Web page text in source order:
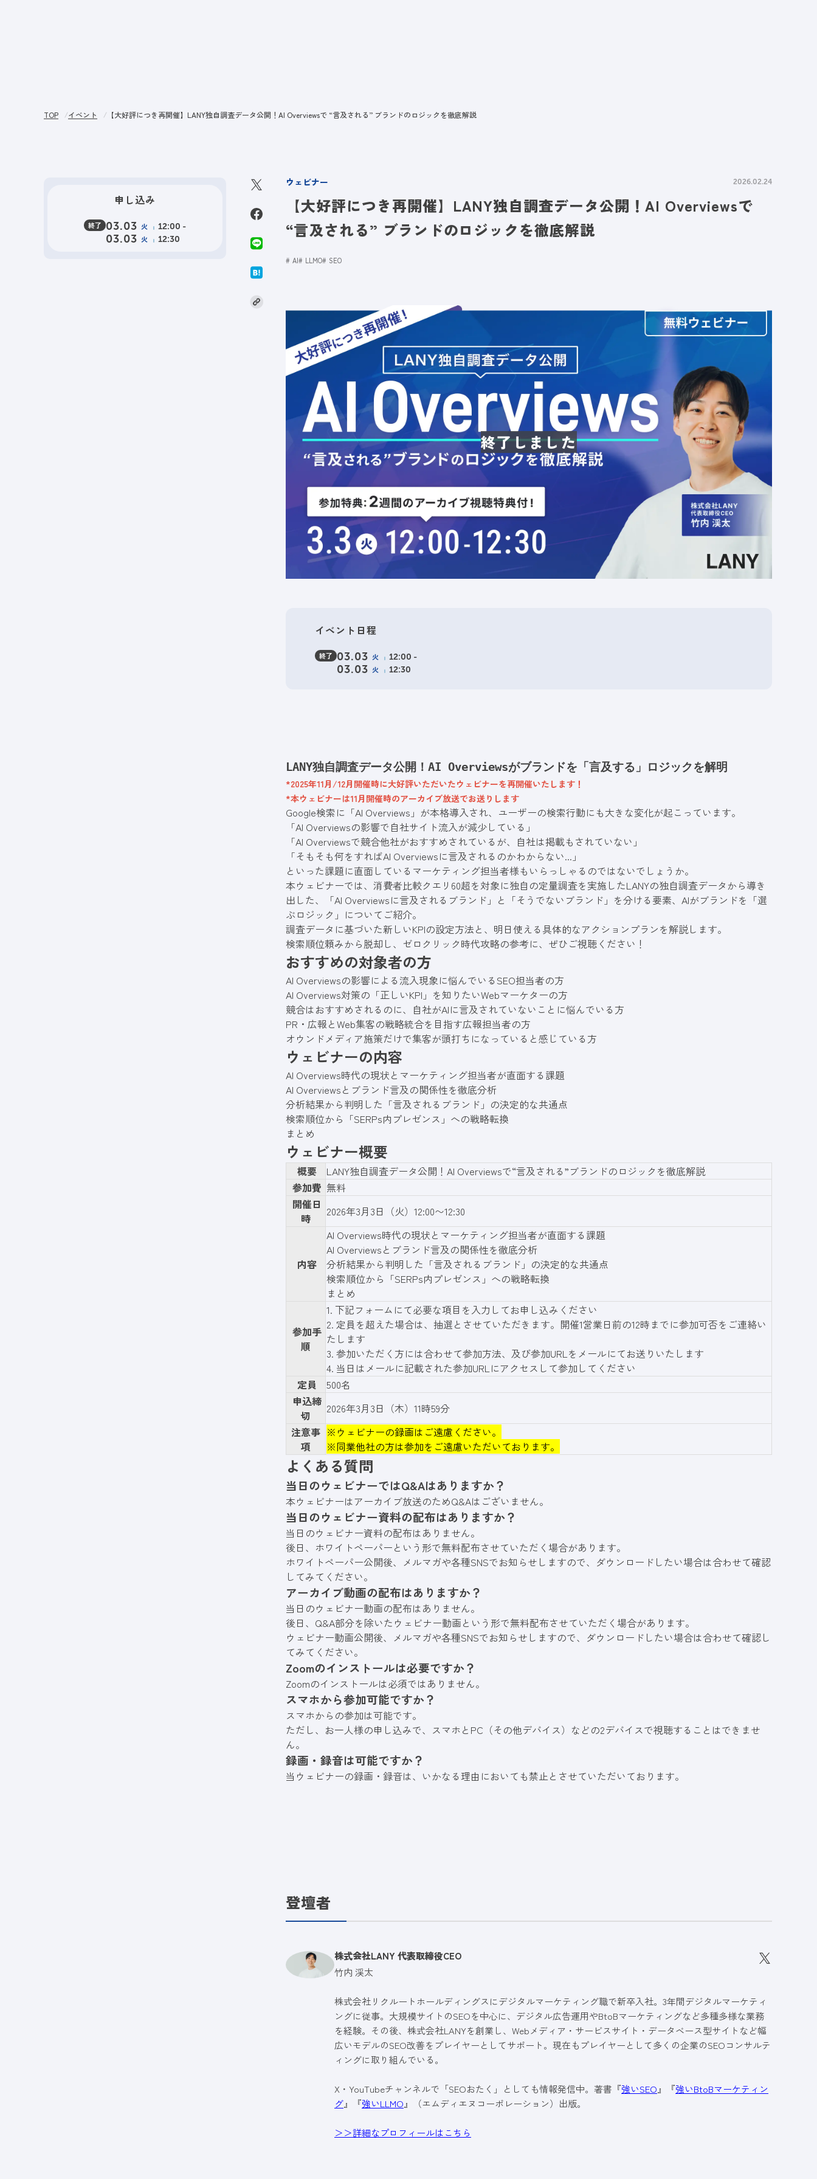
TOP イベント 【大好評につき再開催】LANY独自調査データ公開！AI Overviewsで “言及される” ブランドのロジックを徹底解説
ウェビナー 2026.02.24
【大好評につき再開催】LANY独自調査データ公開！AI Overviewsで
“言及される” ブランドのロジックを徹底解説
AI LLMO SEO
イベント日程
終了 03.03 火 12:00 -
03.03 火 12:30
LANY独自調査データ公開！AI Overviewsがブランドを「言及する」ロジックを解明
*2025年11月/12月開催時に大好評いただいたウェビナーを再開催いたします！
*本ウェビナーは11月開催時のアーカイブ放送でお送りします
Google検索に「AI Overviews」が本格導入され、ユーザーの検索行動にも大きな変化が起こっています。
「AI Overviewsの影響で自社サイト流入が減少している」
「AI Overviewsで競合他社がおすすめされているが、自社は掲載もされていない」
「そもそも何をすればAI Overviewsに言及されるのかわからない...」
といった課題に直面しているマーケティング担当者様もいらっしゃるのではないでしょうか。
本ウェビナーでは、消費者比較クエリ60超を対象に独自の定量調査を実施したLANYの独自調査データから導き
出した、「AI Overviewsに言及されるブランド」と「そうでないブランド」を分ける要素、AIがブランドを「選
ぶロジック」についてご紹介。
調査データに基づいた新しいKPIの設定方法と、明日使える具体的なアクションプランを解説します。
検索順位頼みから脱却し、ゼロクリック時代攻略の参考に、ぜひご視聴ください！
おすすめの対象者の方
AI Overviewsの影響による流入現象に悩んでいるSEO担当者の方
AI Overviews対策の「正しいKPI」を知りたいWebマーケターの方
競合はおすすめされるのに、自社がAIに言及されていないことに悩んでいる方
PR・広報とWeb集客の戦略統合を目指す広報担当者の方
オウンドメディア施策だけで集客が頭打ちになっていると感じている方
ウェビナーの内容
AI Overviews時代の現状とマーケティング担当者が直面する課題
AI Overviewsとブランド言及の関係性を徹底分析
分析結果から判明した「言及されるブランド」の決定的な共通点
検索順位から「SERPs内プレゼンス」への戦略転換
まとめ
ウェビナー概要
概要
LANY独自調査データ公開！AI Overviewsで“言及される”ブランドのロジックを徹底解説
参加費 無料
開催日
時
2026年3月3日（火）12:00〜12:30
内容
AI Overviews時代の現状とマーケティング担当者が直面する課題
AI Overviewsとブランド言及の関係性を徹底分析
分析結果から判明した「言及されるブランド」の決定的な共通点
検索順位から「SERPs内プレゼンス」への戦略転換
まとめ
参加手
順
1. 下記フォーム にて必要な項目を入力してお申し込みください
2. 定員を超えた場合は、抽選とさせていただきます。開催1営業日前の12時までに参加可否をご連絡い
たします
3. 参加いただく方には合わせて参加方法、及び参加URLをメールにてお送りいたします
4. 当日はメールに記載された参加URLにアクセスして参加してください
定員
500名
申込締
切
2026年3月3日（木）11時59分
注意事
項
※ウェビナーの録画はご遠慮ください。
※同業他社の方は参加をご遠慮いただいております。
よくある質問
当日のウェビナーではQ&Aはありますか？
本ウェビナーはアーカイブ放送のためQ&Aはございません。
当日のウェビナー資料の配布はありますか？
当日のウェビナー資料の配布はありません。
後日、ホワイトペーパーという形で無料配布させていただく場合があります。
ホワイトペーパー公開後、メルマガや各種SNSでお知らせしますので、ダウンロードしたい場合は合わせて確認
してみてください。
アーカイブ動画の配布はありますか？
当日のウェビナー動画の配布はありません。
後日、Q&A部分を除いたウェビナー動画という形で無料配布させていただく場合があります。
ウェビナー動画公開後、メルマガや各種SNSでお知らせしますので、ダウンロードしたい場合は合わせて確認し
てみてください。
Zoomのインストールは必要ですか？
Zoomのインストールは必須ではありません。
スマホから参加可能ですか？
スマホからの参加は可能です。
ただし、お一人様の申し込みで、スマホとPC（その他デバイス）などの2デバイスで視聴することはできませ
ん。
録画・録音は可能ですか？
当ウェビナーの録画・録音は、いかなる理由においても禁止とさせていただいております。
登壇者
株式会社LANY 代表取締役CEO
竹内 渓太
株式会社リクルートホールディングスにデジタルマーケティング職で新卒入社。3年間デジタルマーケティ
ングに従事。大規模サイトのSEOを中心に、デジタル広告運用やBtoBマーケティングなど多種多様な業務
を経験。その後、株式会社LANYを創業し、Webメディア・サービスサイト・データベース型サイトなど幅
広いモデルのSEO改善をプレイヤーとしてサポート。現在もプレイヤーとして多くの企業のSEOコンサルテ
ィングに取り組んでいる。
X・YouTubeチャンネルで「SEOおたく」としても情報発信中。著書『強いSEO 』『強いBtoBマーケティン
グ』『強いLLMO 』（エムディエヌコーポレーション）出版。
＞＞詳細なプロフィールはこちら
申し込み
終了 03.03 火 12:00 -
03.03 火 12:30